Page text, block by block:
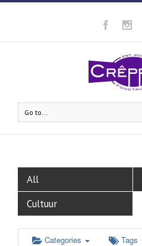
Go to...
All
Cultuur
Categories Tags